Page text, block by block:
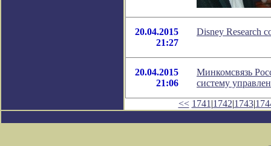
20.04.2015
21:27
Disney Research
20.04.2015
21:06
Минкомсвязь
систему
<< 1741 |1742|1743|